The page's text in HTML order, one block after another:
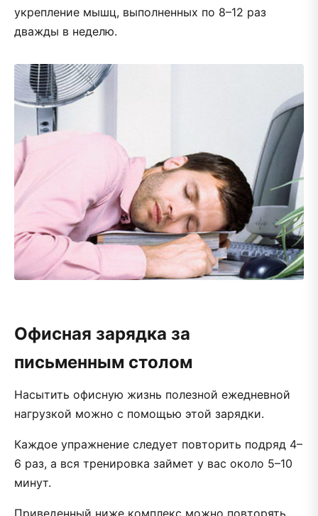
укрепление мышц, выполненных по 8–12 раз
дважды в неделю.
Офисная зарядка за
письменным столом
Насытить офисную жизнь полезной ежедневной
нагрузкой можно с помощью этой зарядки.
Каждое упражнение следует повторить подряд 4–
6 раз, а вся тренировка займет у вас около 5–10
минут.
Приведенный ниже комплекс можно повторять